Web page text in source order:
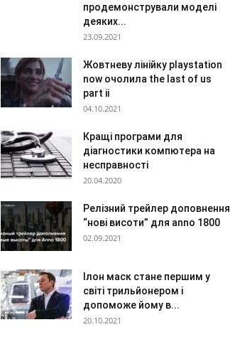
продемонстрували моделі
деяких...
23.09.2021
Жовтневу лінійку playstation
now очолила the last of us
part ii
04.10.2021
Кращі програми для
діагностики компютера на
несправності
20.04.2020
Релізний трейлер доповнення
“нові висоти” для anno 1800
02.09.2021
Ілон маск стане першим у
світі трильйонером і
допоможе йому в...
20.10.2021